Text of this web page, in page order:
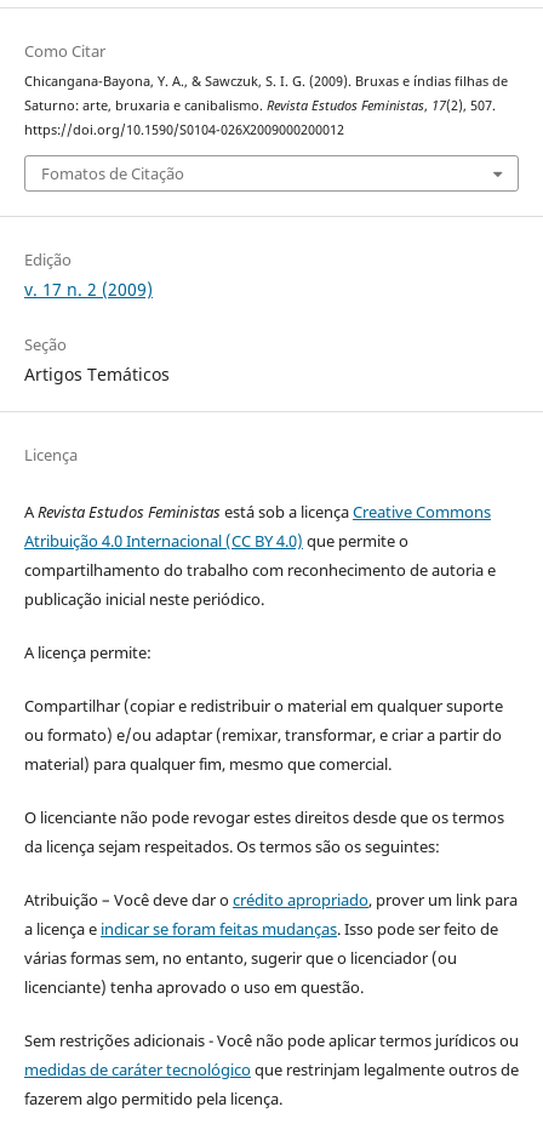
Como Citar
Chicangana-Bayona, Y. A., & Sawczuk, S. I. G. (2009). Bruxas e índias filhas de
Saturno: arte, bruxaria e canibalismo. Revista Estudos Feministas, 17(2), 507.
https://doi.org/10.1590/S0104-026X2009000200012
Fomatos de Citação
Edição
v. 17 n. 2 (2009)
Seção
Artigos Temáticos
Licença
ARevista Estudos Feministasestá sob a licençaCreative Commons
Atribuição 4.0 Internacional (CC BY 4.0) que permite o
compartilhamento do trabalho com reconhecimento de autoria e
publicação inicial neste periódico.
A licença permite:
Compartilhar (copiar e redistribuir o material em qualquer suporte
ou formato) e/ou adaptar (remixar, transformar, e criar a partir do
material) para qualquer fim, mesmo que comercial.
O licenciante não pode revogar estes direitos desde que os termos
da licença sejam respeitados. Os termos são os seguintes:
Atribuição – Você deve dar ocrédito apropriado, prover um link para
a licença e indicar se foram feitas mudanças. Isso pode ser feito de
várias formas sem, no entanto, sugerir que o licenciador (ou
licenciante) tenha aprovado o uso em questão.
Sem restrições adicionais - Você não pode aplicar termos jurídicos ou
medidas de caráter tecnológicoque restrinjam legalmente outros de
fazerem algo permitido pela licença.